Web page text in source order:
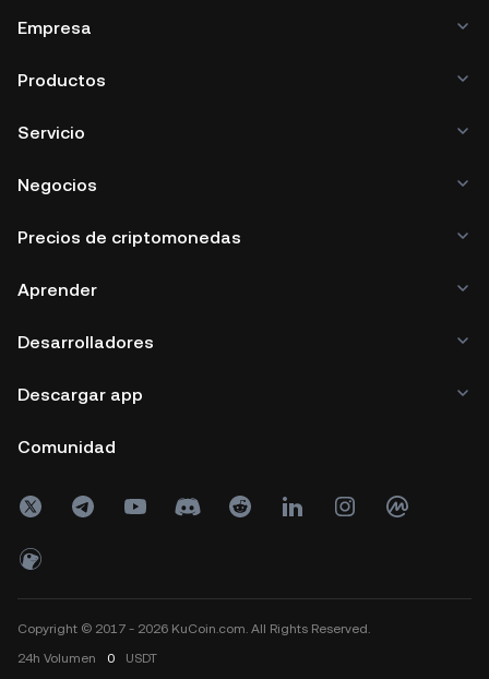
Empresa
Productos
Servicio
Negocios
Precios de criptomonedas
Aprender
Desarrolladores
Descargar app
Comunidad
Copyright © 2017 - 2026 KuCoin.com. All Rights Reserved.
24h Volumen 0 USDT